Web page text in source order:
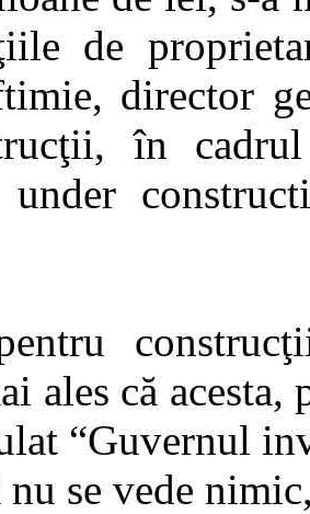
de
director
în cadrul
under
ales că
“Guvernul
se vede